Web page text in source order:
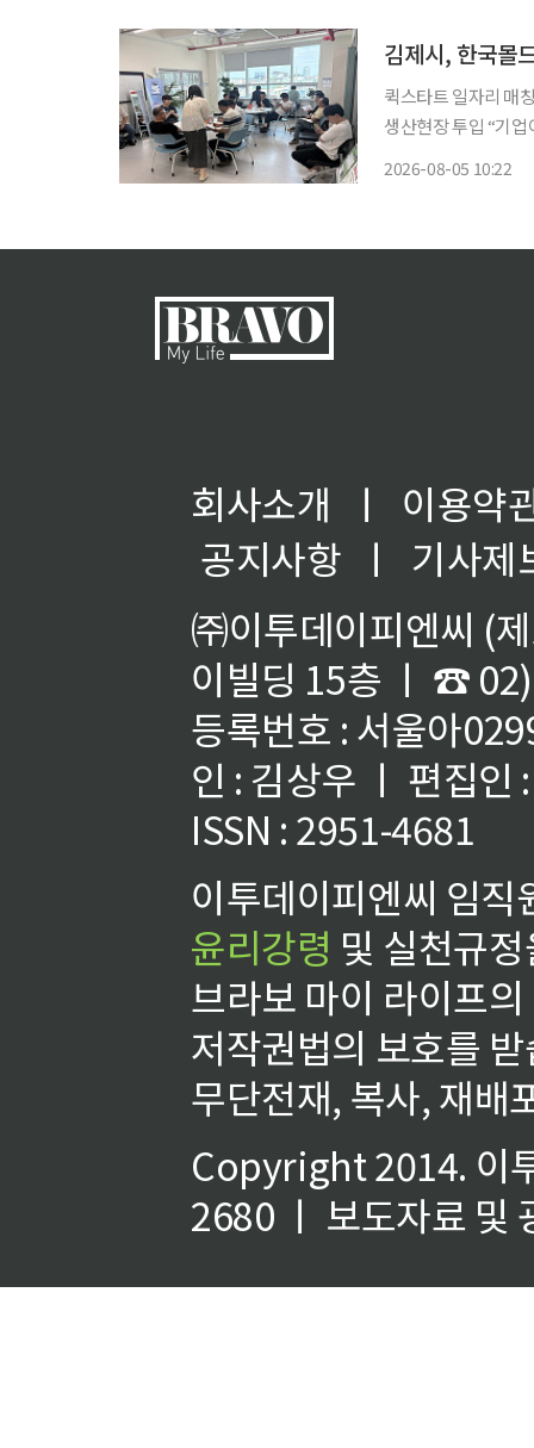
김제시, 한국몰
퀵스타트 일자리 매
생산현장 투입 “기업이 필요로 하는 인재를 지역에서 직접 양성해 일자리가 있는 김제를 만들
2026-08-05 10:22
회사소개 ㅣ
이용약
공지사항
ㅣ
기사제
㈜이투데이피엔씨 (
이빌딩 15층 ㅣ ☎
등록번호 : 서울아
인 : 김상우 ㅣ 편집인
ISSN : 2951-4681
이투데이피엔씨 임
윤리강령 및 실천규
브라보 마이 라이프
저작권법의 보호를
무단전재, 복사, 재배
Copyright 2014. 이
2680 ㅣ 보도자료